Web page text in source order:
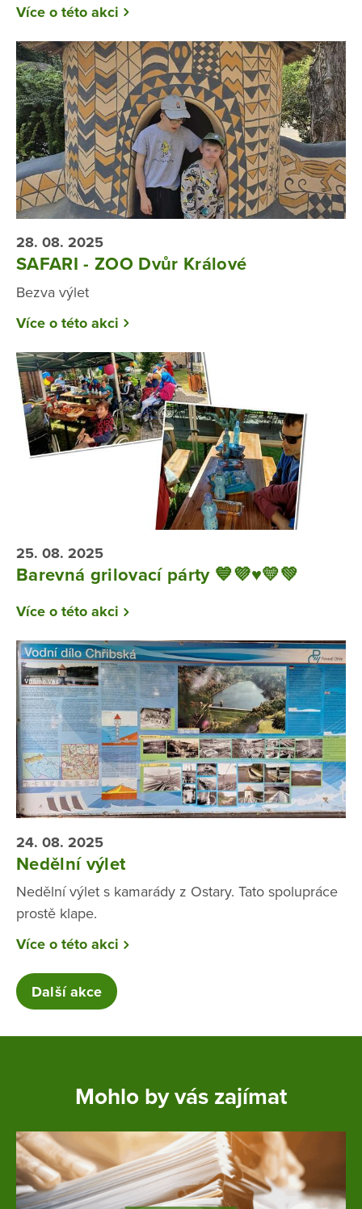
Více o této akci
28. 08. 2025
SAFARI - ZOO Dvůr Králové
Bezva výlet
Více o této akci
25. 08. 2025
Barevná grilovací párty 💙💜♥️💛💚
Více o této akci
24. 08. 2025
Nedělní výlet
Nedělní výlet s kamarády z Ostary. Tato spolupráce
prostě klape.
Více o této akci
Další akce
Mohlo by vás zajímat